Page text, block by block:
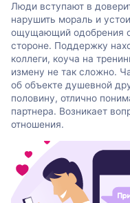
Люди вступают в
нарушить мораль и
ощущающий одобрения
стороне. Поддержку
коллеги, коуча на
измену не так сложно.
об объекте душевной
половину, отлично
партнера. Возникает
отношения.